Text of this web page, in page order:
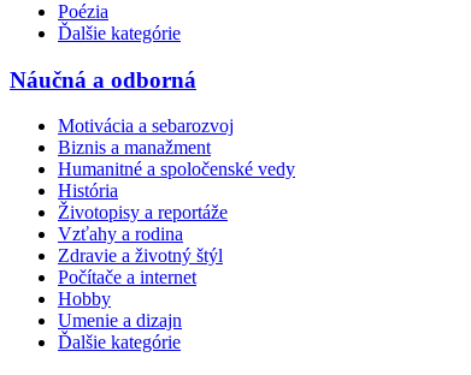
Poézia
Ďalšie kategórie
Náučná a odborná
Motivácia a sebarozvoj
Biznis a manažment
Humanitné a spoločenské vedy
História
Životopisy a reportáže
Vzťahy a rodina
Zdravie a životný štýl
Počítače a internet
Hobby
Umenie a dizajn
Ďalšie kategórie